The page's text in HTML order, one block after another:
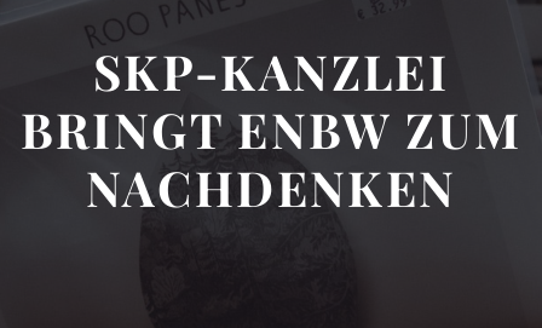
SKP-KANZLEI
BRINGT ENBW ZUM
NACHDENKEN